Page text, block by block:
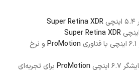
Super Retina XDR
Super Retina XDR
ProMotionو نرخ
ProMotion برای تجربه‌ای